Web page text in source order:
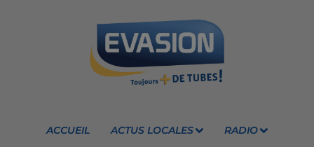
ACCUEIL ACTUS LOCALES RADIO